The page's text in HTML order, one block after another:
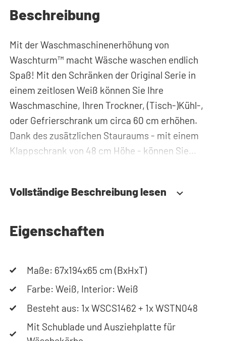
Beschreibung
Mit der Waschmaschinenerhöhung von
Waschturm™ macht Wäsche waschen endlich
Spaß! Mit den Schränken der Original Serie in
einem zeitlosen Weiß können Sie Ihre
Waschmaschine, Ihren Trockner, (Tisch-)Kühl-,
oder Gefrierschrank um circa 60 cm erhöhen.
Dank des zusätzlichen Stauraums - mit einem
Klappschrank von 48 cm Höhe - können Sie
griffbereit. Zudem werden alle Rohre und
versteckt. Somit sorgt der
Waschmaschinenschrank für einen aufgeräumten
Durch die spezielle Konstruktion des Gehäuses
werden Vibrationen von Waschmaschine und
Waschmaschinenschrank aus 22 mm starkem,
Vollständige Beschreibung lesen
Eigenschaften
Maße: 67x194x65 cm (BxHxT)
Farbe: Weiß, Interior: Weiß
Besteht aus: 1x WSCS1462 + 1x WSTN048
Mit Schublade und Ausziehplatte für